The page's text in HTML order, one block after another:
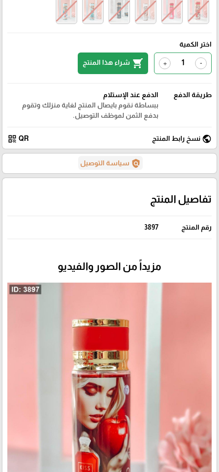
اختر الكمية
-
+
shopping_cart شراء هذا المنتج
طريقة الدفع
الدفع عند الإستلام
ببساطة نقوم بايصال المنتج لغاية منزلك وتقوم
بدفع الثمن لموظف التوصيل.
public نسخ رابط المنتج QR
qr_code
policy سياسة التوصيل
تفاصيل المنتج
رقم المنتج 3897
مزيداً من الصور والفيديو